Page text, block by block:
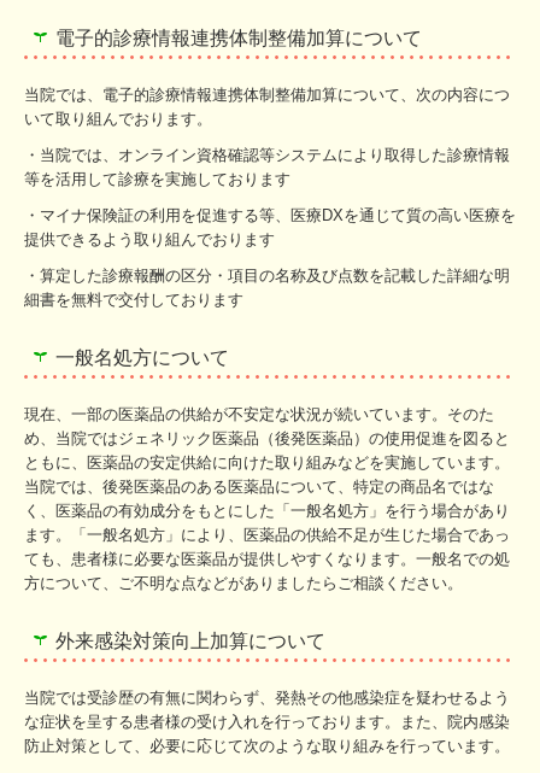
電子的診療情報連携体制整備加算について
当院では、電子的診療情報連携体制整備加算について、次の内容につ
いて取り組んでおります。
・当院では、オンライン資格確認等システムにより取得した診療情報
等を活用して診療を実施しております
・マイナ保険証の利用を促進する等、医療DXを通じて質の高い医療を
提供できるよう取り組んでおります
・算定した診療報酬の区分・項目の名称及び点数を記載した詳細な明
細書を無料で交付しております
一般名処方について
現在、一部の医薬品の供給が不安定な状況が続いています。そのた
め、当院ではジェネリック医薬品（後発医薬品）の使用促進を図ると
ともに、医薬品の安定供給に向けた取り組みなどを実施しています。
当院では、後発医薬品のある医薬品について、特定の商品名ではな
く、医薬品の有効成分をもとにした「一般名処方」を行う場合があり
ます。「一般名処方」により、医薬品の供給不足が生じた場合であっ
ても、患者様に必要な医薬品が提供しやすくなります。一般名での処
方について、ご不明な点などがありましたらご相談ください。
外来感染対策向上加算について
当院では受診歴の有無に関わらず、発熱その他感染症を疑わせるよう
な症状を呈する患者様の受け入れを行っております。また、院内感染
防止対策として、必要に応じて次のような取り組みを行っています。